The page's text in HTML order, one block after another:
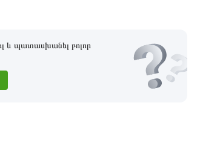
և պատասխանել բոլոր